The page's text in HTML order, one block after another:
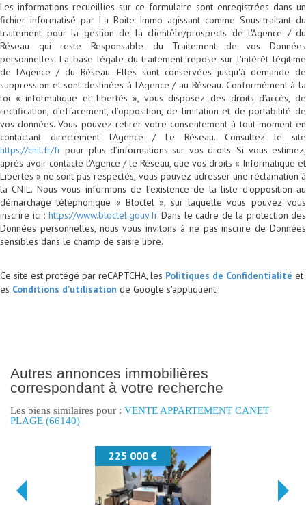
Les informations recueillies sur ce formulaire sont enregistrées dans un
fichier informatisé par La Boite Immo agissant comme Sous-traitant du
traitement pour la gestion de la clientèle/prospects de l'Agence / du
Réseau qui reste Responsable du Traitement de vos Données
personnelles. La base légale du traitement repose sur l'intérêt légitime
de l'Agence / du Réseau. Elles sont conservées jusqu'à demande de
suppression et sont destinées à l'Agence / au Réseau. Conformément à la
loi « informatique et libertés », vous disposez des droits d’accès, de
rectification, d’effacement, d’opposition, de limitation et de portabilité de
vos données. Vous pouvez retirer votre consentement à tout moment en
contactant directement l’Agence / Le Réseau. Consultez le site
https://cnil.fr/fr pour plus d’informations sur vos droits. Si vous estimez,
après avoir contacté l'Agence / le Réseau, que vos droits « Informatique et
Libertés » ne sont pas respectés, vous pouvez adresser une réclamation à
la CNIL. Nous vous informons de l’existence de la liste d'opposition au
démarchage téléphonique « Bloctel », sur laquelle vous pouvez vous
inscrire ici : https://www.bloctel.gouv.fr. Dans le cadre de la protection des
Données personnelles, nous vous invitons à ne pas inscrire de Données
sensibles dans le champ de saisie libre.
Ce site est protégé par reCAPTCHA, les Politiques de Confidentialité et
es Conditions d'utilisation de Google s'appliquent.
autres annonces immobilières
correspondant à votre recherche
Les biens similaires pour : VENTE APPARTEMENT CANET
PLAGE (66140)
179 000 €